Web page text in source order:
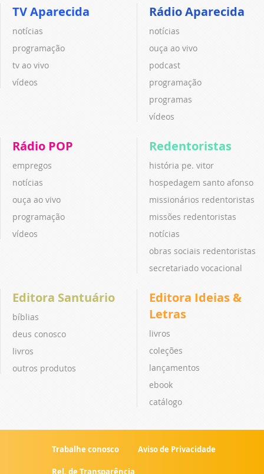
TV Aparecida
notícias
programação
tv ao vivo
vídeos
Rádio Aparecida
notícias
ouça ao vivo
podcast
programação
programas
vídeos
Rádio POP
empregos
notícias
ouça ao vivo
programação
vídeos
Redentoristas
história pe. vitor
hospedagem santo afonso
missionários redentoristas
missões redentoristas
notícias
obras sociais redentoristas
secretariado vocacional
Editora Santuário
bíblias
deus conosco
livros
outros produtos
Editora Ideias &
Letras
livros
coleções
lançamentos
ebook
catálogo
Trabalhe conosco Aviso de Privacidade
Rel. de Transparência